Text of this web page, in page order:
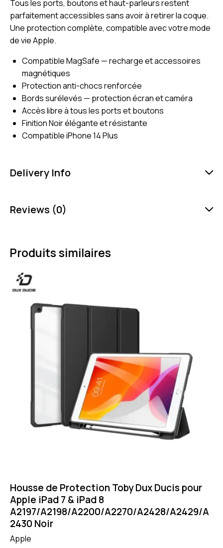
Tous les ports, boutons et haut-parleurs restent
parfaitement accessibles sans avoir à retirer la coque.
Une protection complète, compatible avec votre mode
de vie Apple.
Compatible MagSafe — recharge et accessoires
magnétiques
Protection anti-chocs renforcée
Bords surélevés — protection écran et caméra
Accès libre à tous les ports et boutons
Finition Noir élégante et résistante
Compatible iPhone 14 Plus
Delivery Info
Reviews (0)
Produits similaires
Housse de Protection Toby Dux Ducis pour
Apple iPad 7 & iPad 8
A2197/A2198/A2200/A2270/A2428/A2429/A
2430 Noir
Apple